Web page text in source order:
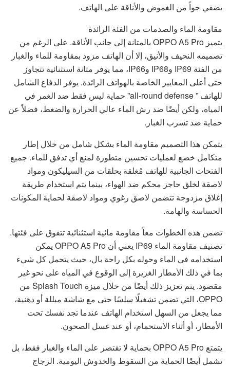
يضفي جواً من الغموض والأناقة على الهاتف.
مقاومة الماء والصدمات من الفئة الرائدة
يتميز OPPO A5 Pro بالمتانة إلى جانب الأناقة. على الرغم من
تصميمه النحيف والأنيق، إلا أن الهاتف مزود بمقاومة للماء والغبار
من الفئة IP69 وIP68 وIP66، مما يوفر متانة استثنائية تتجاوز
حتى أعلى المعايير الخاصة بالهواتف الرائدة. يوفر الدفاع الشامل
للهاتف ” all-round defense” حماية ليس فقط ضد الغمر في
المياه، ولكن أيضًا ضد رش الماء عالي الحرارة والضغط، فضلاً عن
حماية ضد تسرب الغبار.
يتمكن هذا التصميم مقاومة الماء بشكل شامل من خلال إطار
متكامل خضع لعمليات تحسين متطورة لمنع أي تدفق للماء. جميع
الفتحات الجانبية للهاتف مُغلقة بحلقات من السيليكون ومواد
لاصقة لخلق حاجز محكم ضد الهواء، بينما يتم استخدام طريقة
إغلاق مزدوجة تتضمن لاصق رغوي ومواد لاصقة لحماية المكونات
الحساسة والهامة.
تضمن هذه الخطوات معاً مقاومة مائية استثنائية تتفوق على فئتها.
تصنيف مقاومة الماء IP69 يعني أن OPPO A5 Pro يمكن
استخدامه في الماء وحوله بكل راحة بال، حيث يتحمل كل شيء
بما في ذلك الأمطار الغزيرة إلى الوقوع في المياه على نحو غير
مقصود. يتم تعزيز ذلك أيضًا من خلال ميزة Splash Touch من
OPPO، التي تضمن تشغيلًا سلسًا حتى مع شاشة مبللة أو دهنية،
مما يجعل من السهل استخدام الهاتف عندما تجد نفسك تحت
الأمطار، أو أثناء الاستحمام، أو عند غسل الصحون.
يتمتع OPPO A5 Pro بحماية لا تقتصر على الماء والغبار فقط، بل
تشمل أيضًا الحماية من السقوط والخدوش اليومية. الزجاج